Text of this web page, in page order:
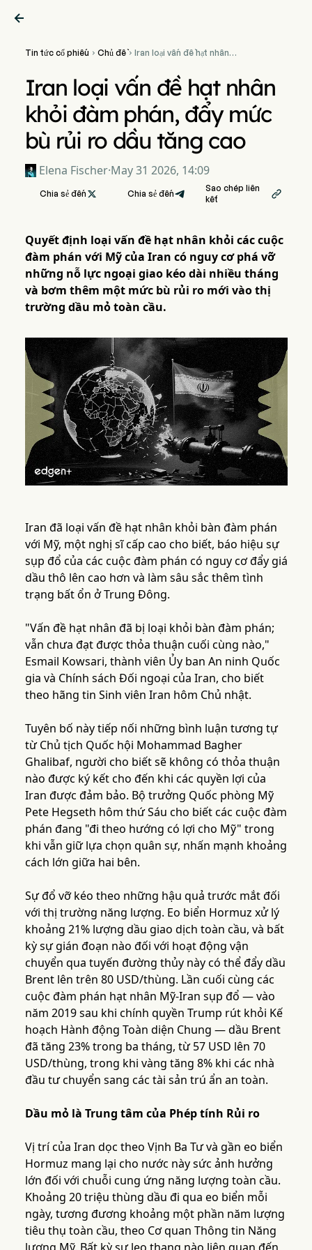

Tin tức cổ phiếu  Chủ đề Iran loại vấn đề hạt nhân
rủi ro dầu tăng cao
Iran loại vấn đề hạt nhân
khỏi đàm phán, đẩy mức
bù rủi ro dầu tăng cao
Elena Fischer·May 31 2026, 14:09
Chia sẻ đến  Chia sẻ đến
Sao chép liên
kết

Quyết định loại vấn đề hạt nhân khỏi các cuộc
đàm phán với Mỹ của Iran có nguy cơ phá vỡ
những nỗ lực ngoại giao kéo dài nhiều tháng
và bơm thêm một mức bù rủi ro mới vào thị
trường dầu mỏ toàn cầu.
Iran đã loại vấn đề hạt nhân khỏi bàn đàm phán
với Mỹ, một nghị sĩ cấp cao cho biết, báo hiệu sự
sụp đổ của các cuộc đàm phán có nguy cơ đẩy giá
dầu thô lên cao hơn và làm sâu sắc thêm tình
trạng bất ổn ở Trung Đông.
"Vấn đề hạt nhân đã bị loại khỏi bàn đàm phán;
vẫn chưa đạt được thỏa thuận cuối cùng nào,"
Esmail Kowsari, thành viên Ủy ban An ninh Quốc
gia và Chính sách Đối ngoại của Iran, cho biết
theo hãng tin Sinh viên Iran hôm Chủ nhật.
Tuyên bố này tiếp nối những bình luận tương tự
từ Chủ tịch Quốc hội Mohammad Bagher
Ghalibaf, người cho biết sẽ không có thỏa thuận
nào được ký kết cho đến khi các quyền lợi của
Iran được đảm bảo. Bộ trưởng Quốc phòng Mỹ
Pete Hegseth hôm thứ Sáu cho biết các cuộc đàm
phán đang "đi theo hướng có lợi cho Mỹ" trong
khi vẫn giữ lựa chọn quân sự, nhấn mạnh khoảng
cách lớn giữa hai bên.
Sự đổ vỡ kéo theo những hậu quả trước mắt đối
với thị trường năng lượng. Eo biển Hormuz xử lý
khoảng 21% lượng dầu giao dịch toàn cầu, và bất
kỳ sự gián đoạn nào đối với hoạt động vận
chuyển qua tuyến đường thủy này có thể đẩy dầu
Brent lên trên 80 USD/thùng. Lần cuối cùng các
cuộc đàm phán hạt nhân Mỹ-Iran sụp đổ — vào
năm 2019 sau khi chính quyền Trump rút khỏi Kế
hoạch Hành động Toàn diện Chung — dầu Brent
đã tăng 23% trong ba tháng, từ 57 USD lên 70
USD/thùng, trong khi vàng tăng 8% khi các nhà
đầu tư chuyển sang các tài sản trú ẩn an toàn.
Dầu mỏ là Trung tâm của Phép tính Rủi ro
Vị trí của Iran dọc theo Vịnh Ba Tư và gần eo biển
Hormuz mang lại cho nước này sức ảnh hưởng
lớn đối với chuỗi cung ứng năng lượng toàn cầu.
Khoảng 20 triệu thùng dầu đi qua eo biển mỗi
ngày, tương đương khoảng một phần năm lượng
tiêu thụ toàn cầu, theo Cơ quan Thông tin Năng